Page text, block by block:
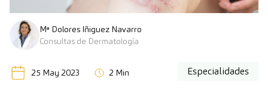
Mª Dolores Iñiguez Navarro
Consultas de Dermatología
25 May 2023 2 Min Especialidades